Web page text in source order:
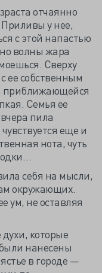
отчаянно
у нее,
с этой напастью
волны жара
Сверху
ее собственным
приближающейся
Семья ее
пила
еще и
нота, чуть
себя на мысли,
окружающих.
ум, не оставляя
которые
нанесены
в городе —